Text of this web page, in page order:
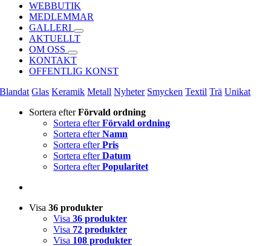
WEBBUTIK
MEDLEMMAR
GALLERI
AKTUELLT
OM OSS
KONTAKT
OFFENTLIG KONST
Blandat Glas Keramik Metall Nyheter Smycken Textil Trä Unikat
Sortera efterFörvald ordning
Sortera efterFörvald ordning
Sortera efterNamn
Sortera efterPris
Sortera efterDatum
Sortera efterPopularitet
Visa 36 produkter
Visa 36 produkter
Visa 72 produkter
Visa 108 produkter